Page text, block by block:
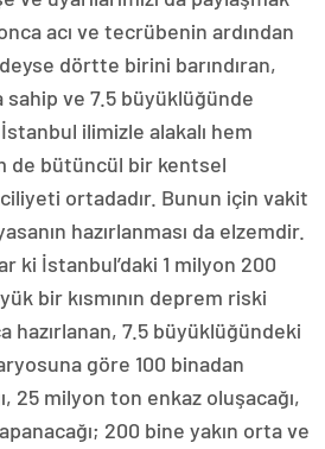
acı ve tecrübenin ardından
dörtte birini barındıran,
sahip ve 7.5 büyüklüğünde
ilimizle alakalı hem
de bütüncül bir kentsel
ortadadır. Bunun için vakit
hazırlanması da elzemdir.
ki İstanbul’daki 1 milyon 200
bir kısmının deprem riski
hazırlanan, 7.5 büyüklüğündeki
göre 100 binadan
25 milyon ton enkaz oluşacağı,
200 bine yakın orta ve